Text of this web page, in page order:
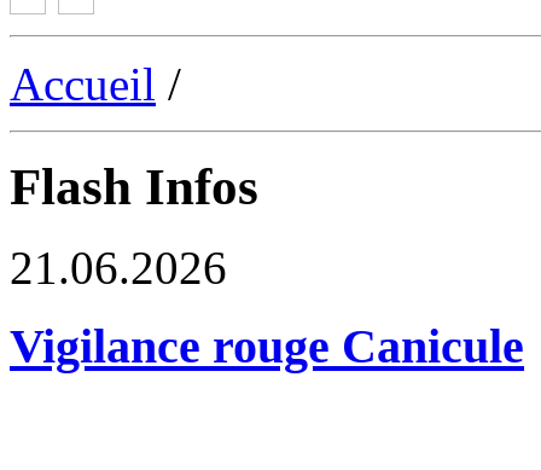
Accueil /
Flash Infos
21.06.2026
Vigilance rouge Canicule